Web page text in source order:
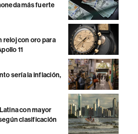
más fuerte
reloj con oro para
11
sería la inflación,
con mayor
clasificación